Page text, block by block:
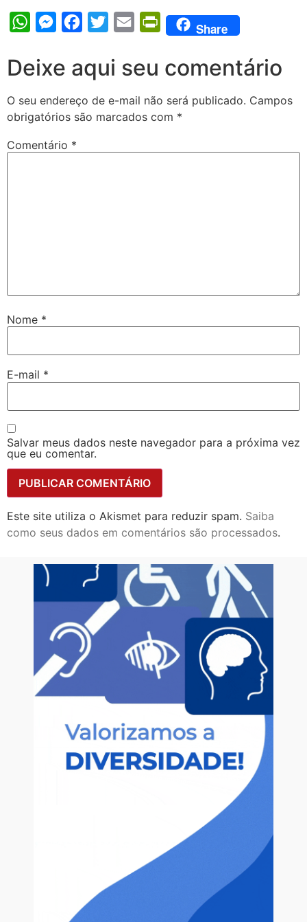
WhatsAppMessengerFacebook
Twitter Email PrintFriendly
Share
Deixe aqui seu comentário
O seu endereço de e-mail não será publicado. Campos
obrigatórios são marcados com *
Comentário *
Nome *
E-mail *
Salvar meus dados neste navegador para a próxima vez
que eu comentar.
Este site utiliza o Akismet para reduzir spam. Saiba
como seus dados em comentários são processados.